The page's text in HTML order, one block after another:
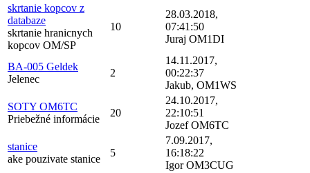
skrtanie kopcov z
databaze
skrtanie hranicnych
kopcov OM/SP
10
28.03.2018,
07:41:50
Juraj OM1DI
BA-005 Geldek
Jelenec
2
14.11.2017,
00:22:37
Jakub, OM1WS
SOTY OM6TC
Priebežné informácie
20
24.10.2017,
22:10:51
Jozef OM6TC
stanice
ake pouzivate stanice
5
7.09.2017,
16:18:22
Igor OM3CUG